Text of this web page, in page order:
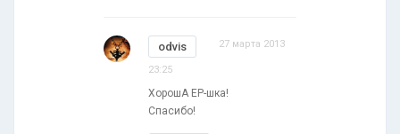
odvis 27 марта 2013
23:25
ХорошА ЕР-шка!
Спасибо!